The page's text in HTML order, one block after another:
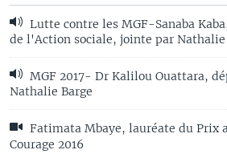
Lutte contre les MGF-Sanaba
de l'Action sociale, jointe par Nathalie
MGF 2017- Dr Kalilou Ouattara,
Nathalie Barge
Fatimata Mbaye, lauréate du Prix
Courage 2016